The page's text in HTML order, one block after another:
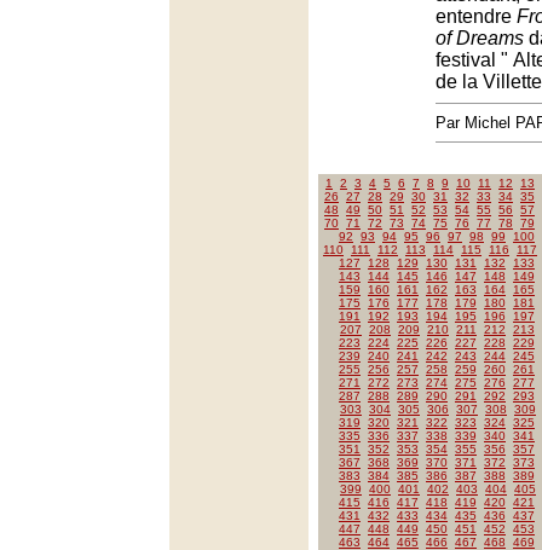
entendre
of Dreams
festival "
de la
Par Michel
1 2 3 4 5 6 7 8 9 10 11 12
13
26
27 28 29 30 31 32 33 34 35
48
49 50 51 52 53 54 55 56
57
70 71 72 73 74 75 76 77 78
79
92
93 94 95 96 97 98 99
100
110
111 112 113 114 115 116
117
127
128 129 130 131 132
133
143
144 145 146 147 148
149
159
160 161 162 163 164
165
175
176 177 178 179 180
181
191
192 193 194 195 196
197
207
208 209 210 211 212
213
223
224 225 226 227 228
229
239
240 241 242 243 244 245
255
256 257 258 259 260 261
271
272 273 274 275 276
277
287
288 289 290 291 292
293
303
304 305 306 307 308
309
319
320 321 322 323 324 325
335
336 337 338 339 340 341
351
352 353 354 355 356
357
367
368 369 370 371 372
373
383
384 385 386 387 388
389
399
400 401 402 403 404 405
415
416 417 418 419 420 421
431
432 433 434 435 436
437
447
448 449 450 451 452
453
463
464 465 466 467 468 469